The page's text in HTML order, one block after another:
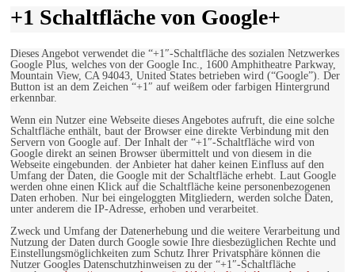
+1 Schaltfläche von Google+
Dieses Angebot verwendet die “+1″-Schaltfläche des sozialen Netzwerkes
Google Plus, welches von der Google Inc., 1600 Amphitheatre Parkway,
Mountain View, CA 94043, United States betrieben wird (“Google”). Der
Button ist an dem Zeichen “+1″ auf weißem oder farbigen Hintergrund
erkennbar.
Wenn ein Nutzer eine Webseite dieses Angebotes aufruft, die eine solche
Schaltfläche enthält, baut der Browser eine direkte Verbindung mit den
Servern von Google auf. Der Inhalt der “+1″-Schaltfläche wird von
Google direkt an seinen Browser übermittelt und von diesem in die
Webseite eingebunden. der Anbieter hat daher keinen Einfluss auf den
Umfang der Daten, die Google mit der Schaltfläche erhebt. Laut Google
werden ohne einen Klick auf die Schaltfläche keine personenbezogenen
Daten erhoben. Nur bei eingeloggten Mitgliedern, werden solche Daten,
unter anderem die IP-Adresse, erhoben und verarbeitet.
Zweck und Umfang der Datenerhebung und die weitere Verarbeitung und
Nutzung der Daten durch Google sowie Ihre diesbezüglichen Rechte und
Einstellungsmöglichkeiten zum Schutz Ihrer Privatsphäre können die
Nutzer Googles Datenschutzhinweisen zu der “+1″-Schaltfläche